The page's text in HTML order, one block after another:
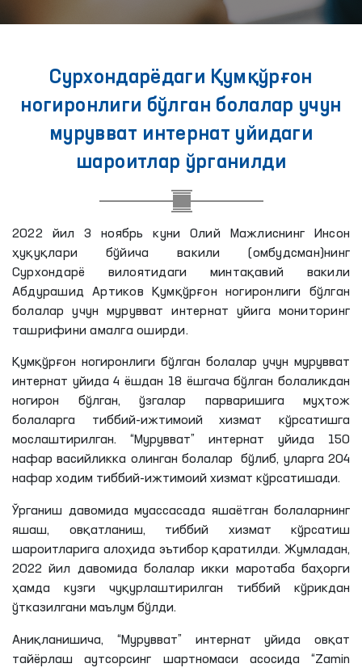
Сурхондарёдаги Қумқўрғон
ногиронлиги бўлган болалар учун
мурувват интернат уйидаги
шароитлар ўрганилди
2022 йил 3 ноябрь куни Олий Мажлиснинг Инсон
ҳуқуқлари бўйича вакили (омбудсман)нинг
Сурхондарё вилоятидаги минтақавий вакили
Абдурашид Артиков Қумқўрғон ногиронлиги бўлган
болалар учун мурувват интернат уйига мониторинг
ташрифини амалга оширди.
Қумқўрғон ногиронлиги бўлган болалар учун мурувват
интернат уйида 4 ёшдан 18 ёшгача бўлган болаликдан
ногирон бўлган, ўзгалар парваришига муҳтож
болаларга тиббий-ижтимоий хизмат кўрсатишга
мослаштирилган. “Мурувват” интернат уйида 150
нафар васийликка олинган болалар бўлиб, уларга 204
нафар ходим тиббий-ижтимоий хизмат кўрсатишади.
Ўрганиш давомида муассасада яшаётган болаларнинг
яшаш, овқатланиш, тиббий хизмат кўрсатиш
шароитларига алоҳида эътибор қаратилди. Жумладан,
2022 йил давомида болалар икки маротаба баҳорги
ҳамда кузги чуқурлаштирилган тиббий кўрикдан
ўтказилгани маълум бўлди.
Аниқланишича, “Мурувват” интернат уйида овқат
тайёрлаш аутсорсинг шартномаси асосида “Zamin